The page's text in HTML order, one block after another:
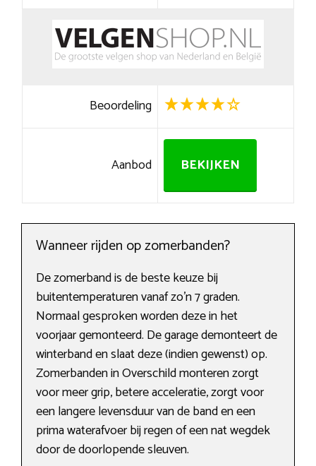
Beoordeling
Aanbod BEKIJKEN
Wanneer rijden op zomerbanden?
De zomerband is de beste keuze bij
buitentemperaturen vanaf zo’n 7 graden.
Normaal gesproken worden deze in het
voorjaar gemonteerd. De garage demonteert de
winterband en slaat deze (indien gewenst) op.
Zomerbanden in Overschild monteren zorgt
voor meer grip, betere acceleratie, zorgt voor
een langere levensduur van de band en een
prima waterafvoer bij regen of een nat wegdek
door de doorlopende sleuven.